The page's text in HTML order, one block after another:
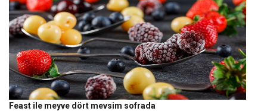
Feast ile meyve dört mevsim sofrada